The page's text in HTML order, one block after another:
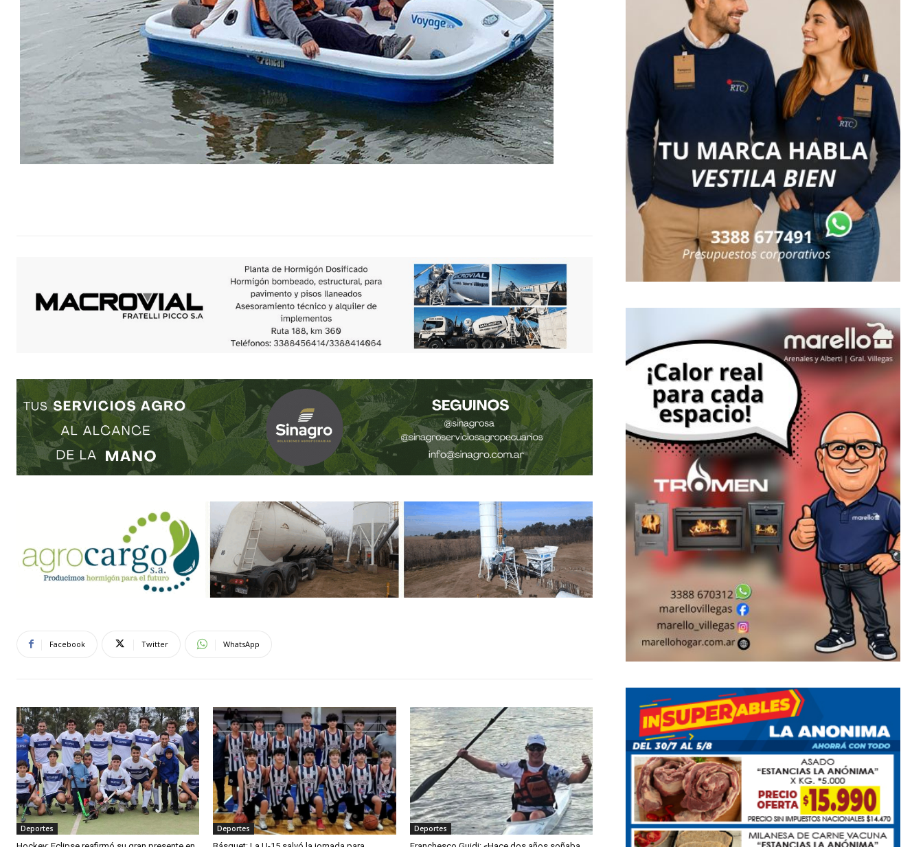
Facebook Twitter WhatsApp
Deportes Deportes Deportes